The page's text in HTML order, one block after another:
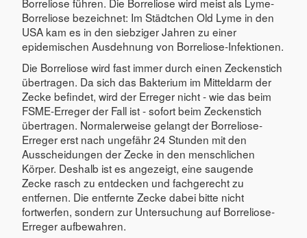
Borreliose bezeichnet: Im Städtchen Old Lyme in den
USA kam es in den siebziger Jahren zu einer
epidemischen Ausdehnung von Borreliose-Infektionen.
Die Borreliose wird fast immer durch einen Zeckenstich
übertragen. Da sich das Bakterium im Mitteldarm der
Zecke befindet, wird der Erreger nicht - wie das beim
FSME-Erreger der Fall ist - sofort beim Zeckenstich
übertragen. Normalerweise gelangt der Borreliose-
Erreger erst nach ungefähr 24 Stunden mit den
Ausscheidungen der Zecke in den menschlichen
Körper. Deshalb ist es angezeigt, eine saugende
Zecke rasch zu entdecken und fachgerecht zu
entfernen. Die entfernte Zecke dabei bitte nicht
fortwerfen, sondern zur Untersuchung auf Borreliose-
Erreger aufbewahren.